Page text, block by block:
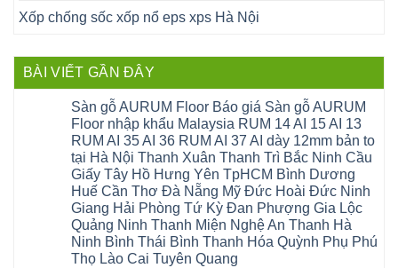
Xốp chống sốc xốp nổ eps xps Hà Nội
BÀI VIẾT GẦN ĐÂY
Sàn gỗ AURUM Floor Báo giá Sàn gỗ AURUM
Floor nhập khẩu Malaysia RUM 14 AI 15 AI 13
RUM AI 35 AI 36 RUM AI 37 AI dày 12mm bản to
tại Hà Nội Thanh Xuân Thanh Trì Bắc Ninh Cầu
Giấy Tây Hồ Hưng Yên TpHCM Bình Dương
Huế Cần Thơ Đà Nẵng Mỹ Đức Hoài Đức Ninh
Giang Hải Phòng Tứ Kỳ Đan Phượng Gia Lộc
Quảng Ninh Thanh Miện Nghệ An Thanh Hà
Ninh Bình Thái Bình Thanh Hóa Quỳnh Phụ Phú
Thọ Lào Cai Tuyên Quang